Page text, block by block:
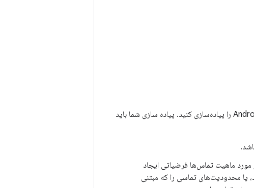
API را پیاده‌سازی کنید. پیاده سازی شما باید
ماهیت تماس‌ها فرضیاتی ایجاد
یا محدودیت‌های تماسی را که مبتنی